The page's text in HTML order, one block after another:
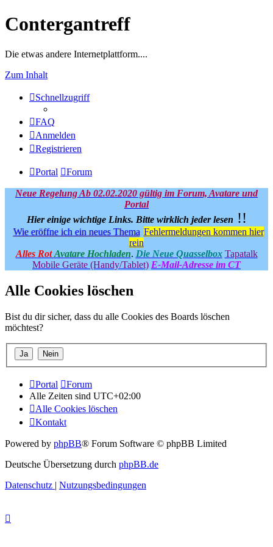
Contergantreff
Die etwas andere Internetplattform....
Zum Inhalt
Schnellzugriff
FAQ
Anmelden
Registrieren
Portal Forum
Neue Regelung Ab 02.02.2020 gültig im Forum, Avatare und
Portal
Hier einige wichtige Links. Bitte wirklich jeder lesen !!
Wie eröffne ich ein neues Thema Fehlermeldungen kommen hier
rein
Alles Rot Avatare Hochladen. Die Neue Quasselbox Tapatalk
Mobile Geräte (Handy/Tablet) E-Mail-Adresse im CT
Alle Cookies löschen
Bist du dir sicher, dass du alle Cookies des Boards löschen
möchtest?
Portal
Forum
Alle Zeiten sind UTC+02:00
Alle Cookies löschen
Kontakt
Powered by phpBB® Forum Software © phpBB Limited
Deutsche Übersetzung durch phpBB.de
Datenschutz | Nutzungsbedingungen